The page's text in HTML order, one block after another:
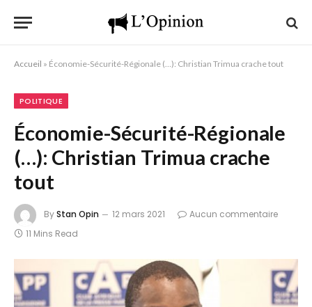
Accueil » Économie-Sécurité-Régionale (…): Christian Trimua crache tout
POLITIQUE
Économie-Sécurité-Régionale
(…): Christian Trimua crache
tout
ByStan Opin 12 mars 2021
Aucun commentaire
11 Mins Read